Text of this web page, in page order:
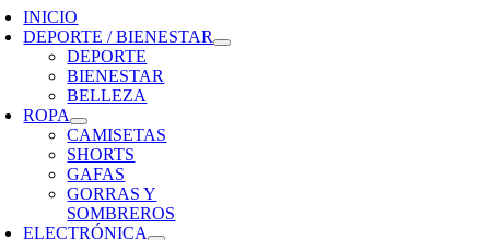
INICIO
DEPORTE / BIENESTAR
DEPORTE
BIENESTAR
BELLEZA
ROPA
CAMISETAS
SHORTS
GAFAS
GORRAS Y
SOMBREROS
ELECTRÓNICA